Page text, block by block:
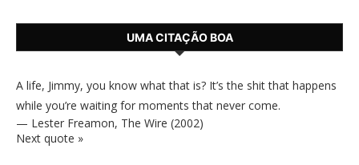
UMA CITAÇÃO BOA
A life, Jimmy, you know what that is? It’s the shit that happens
while you’re waiting for moments that never come.
— Lester Freamon, The Wire (2002)
Next quote »